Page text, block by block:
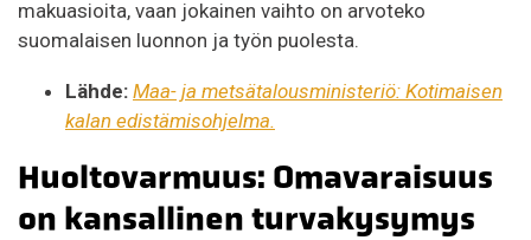
makuasioita, vaan jokainen vaihto on arvoteko
suomalaisen luonnon ja työn puolesta.
Lähde: Maa- ja metsätalousministeriö: Kotimaisen
kalan edistämisohjelma.
Huoltovarmuus: Omavaraisuus
on kansallinen turvakysymys